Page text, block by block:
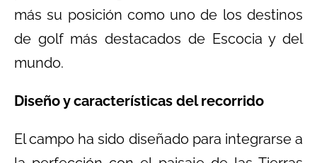
más su posición como uno de los destinos
de golf más destacados de Escocia y del
mundo.
Diseño y características del recorrido
El campo ha sido diseñado para integrarse a